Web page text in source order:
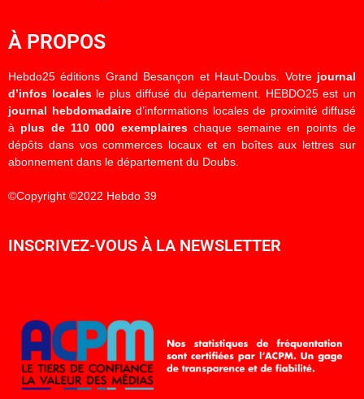
À PROPOS
Hebdo25 éditions Grand Besançon et Haut-Doubs. Votre journal
d’infos localesle plus diffusé du département. HEBDO25 est un
journal hebdomadaired’informations locales de proximité diffusé
à plus de 110 000 exemplaireschaque semaine en points de
dépôts dans vos commerces locaux et en boîtes aux lettres sur
abonnement dans le département du Doubs.
©Copyright ©2022 Hebdo 39
INSCRIVEZ-VOUS À LA NEWSLETTER